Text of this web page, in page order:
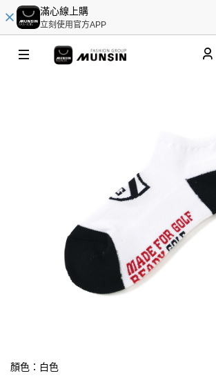
滿心線上購
立刻使用官方APP
顏色：白色